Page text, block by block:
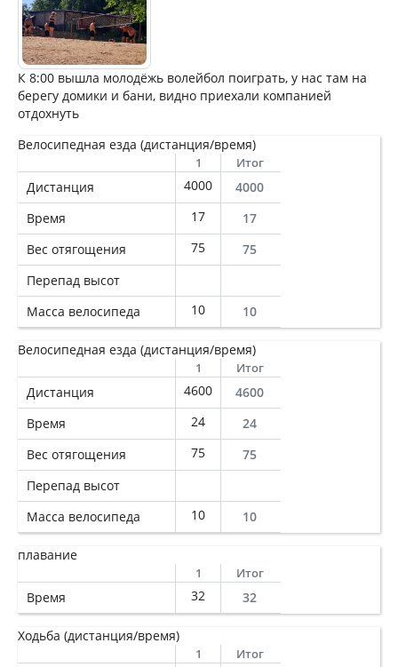
К 8:00 вышла молодёжь волейбол поиграть, у нас там на
берегу домики и бани, видно приехали компанией
отдохнуть
Велосипедная езда (дистанция/время)
1 Итог
Дистанция 4000
4000
Время
17
17
Вес отягощения
75
75
Перепад высот
Масса велосипеда
10 10
Велосипедная езда (дистанция/время)
1 Итог
Дистанция 4600
4600
Время
24
24
Вес отягощения
75
75
Перепад высот
Масса велосипеда
10 10
плавание
1 Итог
Время 32 32
Ходьба (дистанция/время)
1 Итог